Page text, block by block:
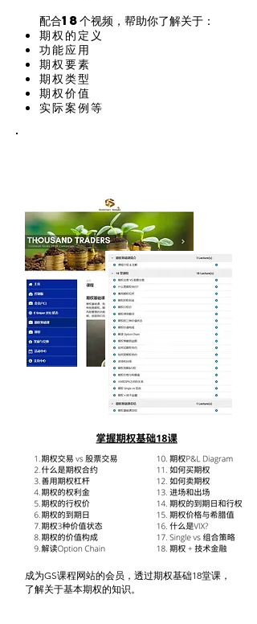
​配合18个视频，帮助你了解关于：
期权的定义
功能应用
期权要素
期权类型
期权价值
实际案例等
成为GS课程网站的会员，透过期权基础18堂课，
了解关于基本期权的知识。